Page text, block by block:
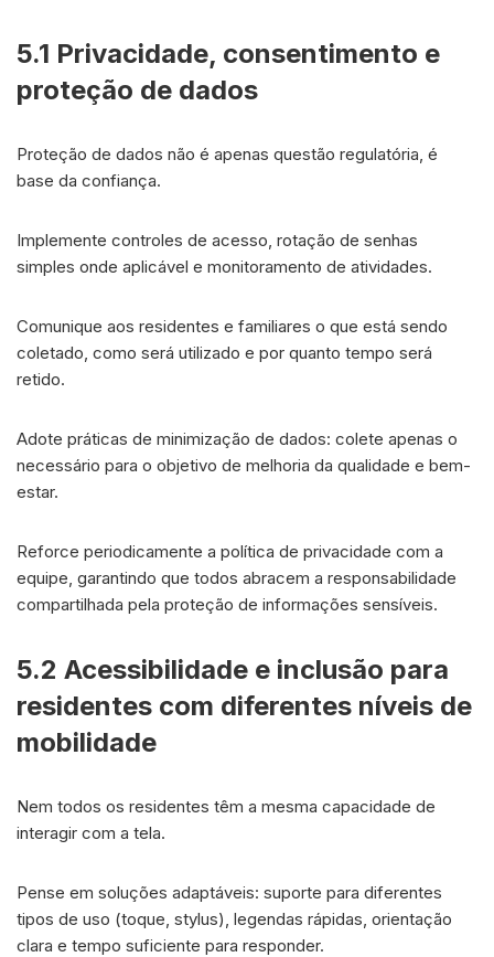
5.1 Privacidade, consentimento e
proteção de dados
Proteção de dados não é apenas questão regulatória, é
base da confiança.
Implemente controles de acesso, rotação de senhas
simples onde aplicável e monitoramento de atividades.
Comunique aos residentes e familiares o que está sendo
coletado, como será utilizado e por quanto tempo será
retido.
Adote práticas de minimização de dados: colete apenas o
necessário para o objetivo de melhoria da qualidade e bem-
estar.
Reforce periodicamente a política de privacidade com a
equipe, garantindo que todos abracem a responsabilidade
compartilhada pela proteção de informações sensíveis.
5.2 Acessibilidade e inclusão para
residentes com diferentes níveis de
mobilidade
Nem todos os residentes têm a mesma capacidade de
interagir com a tela.
Pense em soluções adaptáveis: suporte para diferentes
tipos de uso (toque, stylus), legendas rápidas, orientação
clara e tempo suficiente para responder.